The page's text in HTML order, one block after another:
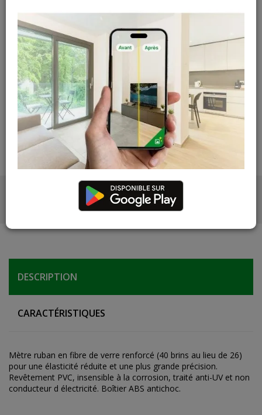
Cuesmes
Contactez Diffusion Menuiserie pour obtenir le temps de
réapprovisionnement pour ce produit
Les teintes, nuances et veinages des photos peuvent
varier par rapport au produit réel
DESCRIPTIONPHOTOS
DESCRIPTION
CARACTÉRISTIQUES
Mètre ruban en fibre de verre renforcé (40 brins au lieu de 26)
pour une élasticité réduite et une plus grande précision.
Revêtement PVC, insensible à la corrosion, traité anti-UV et non
conducteur d électricité. Boîtier ABS antichoc.